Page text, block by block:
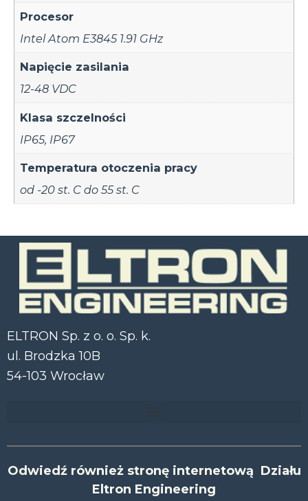
Procesor
Intel Atom E3845 1.91 GHz
Napięcie zasilania
12-48 VDC
Klasa szczelności
IP65, IP67
Temperatura otoczenia pracy
od -20 st. C do 55 st. C
ELTRON Sp. z o. o. Sp. k.
ul. Brodzka 10B
54-103 Wrocław
Odwiedź również stronę internetową Działu
Eltron Engineering